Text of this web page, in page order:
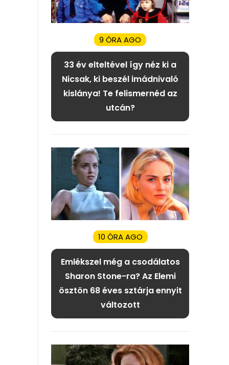
9 ÓRA AGO
33 év elteltével így néz ki a
Nicsak, ki beszél imádnivaló
kislánya! Te felismernéd az
utcán?
10 ÓRA AGO
Emlékszel még a csodálatos
Sharon Stone-ra? Az Elemi
ösztön 68 éves sztárja ennyit
változott